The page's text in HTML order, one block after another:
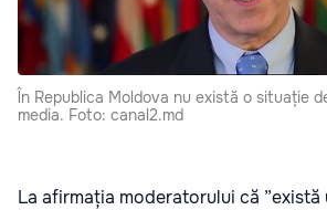
În Republica Moldova nu există o situație
media. Foto: canal2.md
La afirmația moderatorului că